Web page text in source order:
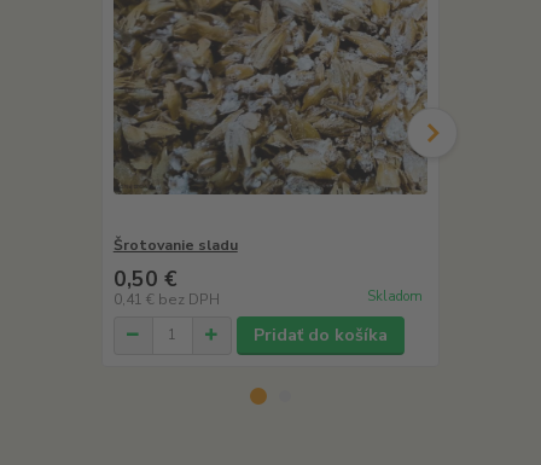
Šrotovanie sladu
0,50 €
0,41 € bez DPH Skladom
Pridať do košíka